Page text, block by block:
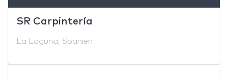
SR Carpintería
La Laguna, Spanien